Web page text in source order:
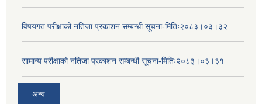
विषयगत परीक्षाको नतिजा प्रकाशन सम्बन्धी सूचना-मितिः२०८३।०३।३२
सामान्य परीक्षाको नतिजा प्रकाशन सम्बन्धी सूचना-मितिः२०८३।०३।३१
अन्य